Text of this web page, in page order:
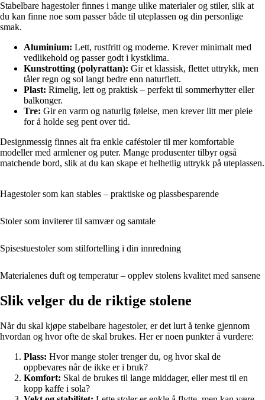
Stabelbare hagestoler finnes i mange ulike materialer og stiler, slik at
du kan finne noe som passer både til uteplassen og din personlige
smak.
Aluminium: Lett, rustfritt og moderne. Krever minimalt med
vedlikehold og passer godt i kystklima.
Kunstrotting (polyrattan): Gir et klassisk, flettet uttrykk, men
tåler regn og sol langt bedre enn naturflett.
Plast: Rimelig, lett og praktisk – perfekt til sommerhytter eller
balkonger.
Tre: Gir en varm og naturlig følelse, men krever litt mer pleie
for å holde seg pent over tid.
Designmessig finnes alt fra enkle caféstoler til mer komfortable
modeller med armlener og puter. Mange produsenter tilbyr også
matchende bord, slik at du kan skape et helhetlig uttrykk på uteplassen.
Hagestoler som kan stables – praktiske og plassbesparende
Stoler som inviterer til samvær og samtale
Spisestuestoler som stilfortelling i din innredning
Materialenes duft og temperatur – opplev stolens kvalitet med sansene
Slik velger du de riktige stolene
Når du skal kjøpe stabelbare hagestoler, er det lurt å tenke gjennom
hvordan og hvor ofte de skal brukes. Her er noen punkter å vurdere:
Plass: Hvor mange stoler trenger du, og hvor skal de
oppbevares når de ikke er i bruk?
Komfort: Skal de brukes til lange middager, eller mest til en
kopp kaffe i sola?